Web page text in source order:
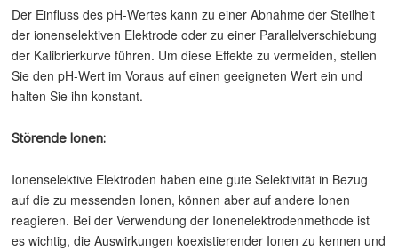
Der Einfluss des pH-Wertes kann zu einer Abnahme der Steilheit
der ionenselektiven Elektrode oder zu einer Parallelverschiebung
der Kalibrierkurve führen. Um diese Effekte zu vermeiden, stellen
Sie den pH-Wert im Voraus auf einen geeigneten Wert ein und
halten Sie ihn konstant.
Störende Ionen:
Ionenselektive Elektroden haben eine gute Selektivität in Bezug
auf die zu messenden Ionen, können aber auf andere Ionen
reagieren. Bei der Verwendung der Ionenelektrodenmethode ist
es wichtig, die Auswirkungen koexistierender Ionen zu kennen und